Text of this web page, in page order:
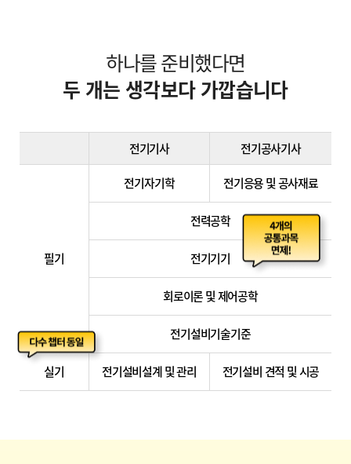
하나를 준비했다면
두 개는 생각보다 가깝습니다
전기기사 전기공사기사
필기
전기자기학 전기응용 및 공사재료
전력공학
전기기기
회로이론 및 제어공학
전기설비기술기준
실기 전기설비설계 및 관리 전기설비 견적 및 시공